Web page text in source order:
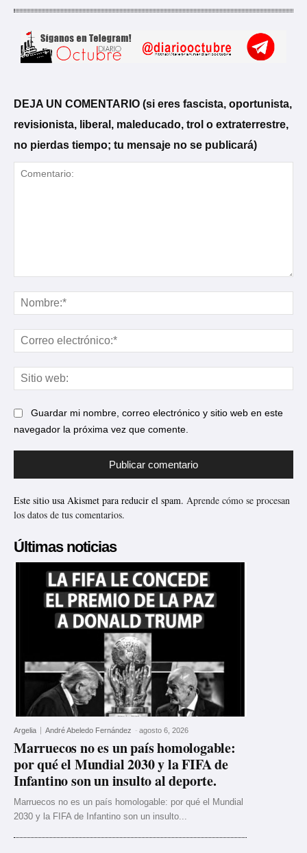
DEJA UN COMENTARIO (si eres fascista, oportunista,
revisionista, liberal, maleducado, trol o extraterrestre,
no pierdas tiempo; tu mensaje no se publicará)
Guardar mi nombre, correo electrónico y sitio web en este
navegador la próxima vez que comente.
Este sitio usa Akismet para reducir el spam. Aprende cómo se procesan
los datos de tus comentarios.
Últimas noticias
Argelia André Abeledo Fernández - agosto 6, 2026
Marruecos no es un país homologable:
por qué el Mundial 2030 y la FIFA de
Infantino son un insulto al deporte.
Marruecos no es un país homologable: por qué el Mundial
2030 y la FIFA de Infantino son un insulto...